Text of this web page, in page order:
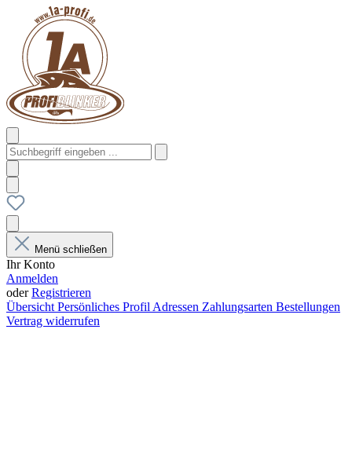
Menü schließen
Ihr Konto
Anmelden
oderRegistrieren
Übersicht Persönliches Profil Adressen Zahlungsarten Bestellungen
Vertrag widerrufen